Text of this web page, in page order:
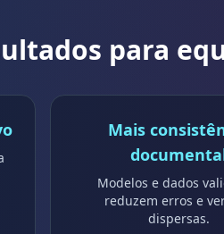
para
Mais
Modelos e dados
reduzem erros e
dispersas.